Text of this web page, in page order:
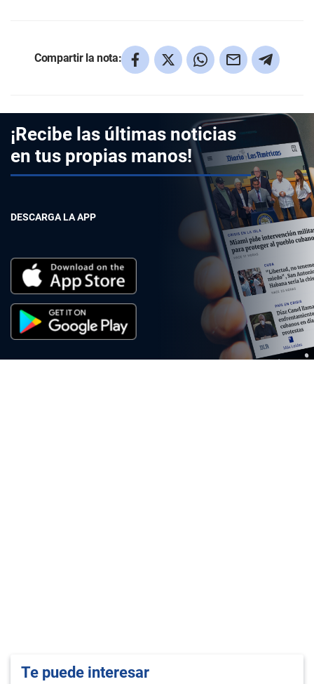
Compartir la nota:
¡Recibe las últimas noticias
en tus propias manos!
DESCARGA LA APP
Te puede interesar